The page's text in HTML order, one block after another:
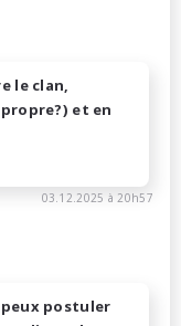
le clan,
et en
03.12.2025 à 20h57
postuler